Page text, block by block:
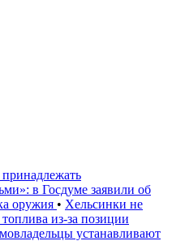
в Госдуме заявили об
оружия • Хельсинки не
топлива из-за позиции
устанавливают